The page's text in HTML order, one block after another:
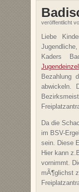
veröffentlicht
Liebe
Kaders
Bezahlung
abwickeln.
Da die
im BSV-
sein. Diese
Hier kann
vornimmt.
mÃ¶glichst